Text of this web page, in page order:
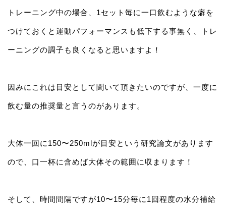
トレーニング中の場合、1セット毎に一口飲むような癖を
つけておくと運動パフォーマンスも低下する事無く、トレ
ーニングの調子も良くなると思いますよ！
因みにこれは目安として聞いて頂きたいのですが、一度に
飲む量の推奨量と言うのがあります。
大体一回に150〜250mlが目安という研究論文があります
ので、口一杯に含めば大体その範囲に収まります！
そして、時間間隔ですが10〜15分毎に1回程度の水分補給